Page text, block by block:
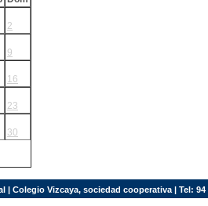
2
9
16
23
30
| Colegio Vizcaya, sociedad cooperativa | Tel: 94